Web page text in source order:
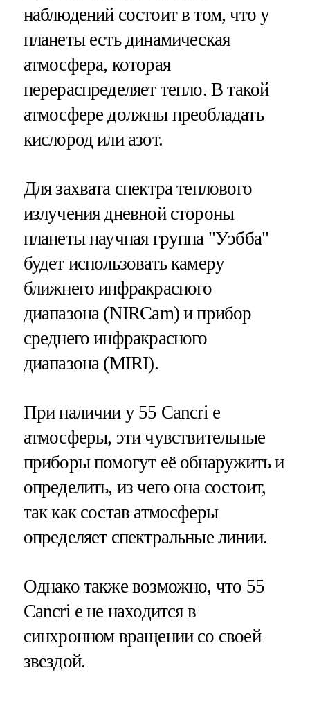
наблюдений состоит в том, что у
планеты есть динамическая
атмосфера, которая
перераспределяет тепло. В такой
атмосфере должны преобладать
кислород или азот.
Для захвата спектра теплового
излучения дневной стороны
планеты научная группа "Уэбба"
будет использовать камеру
ближнего инфракрасного
диапазона (NIRCam) и прибор
среднего инфракрасного
диапазона (MIRI).
При наличии у 55 Cancri e
атмосферы, эти чувствительные
приборы помогут её обнаружить и
определить, из чего она состоит,
так как состав атмосферы
определяет спектральные линии.
Однако также возможно, что 55
Cancri e не находится в
синхронном вращении со своей
звездой.